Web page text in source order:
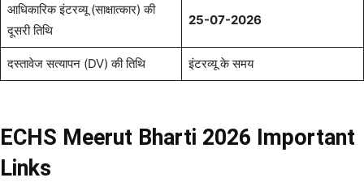
आधिकारिक इंटरव्यू (साक्षात्कार) की
दूसरी तिथि
25-07-2026
दस्तावेज सत्यापन (DV) की तिथि इंटरव्यू के समय
ECHS Meerut Bharti 2026 Important
Links